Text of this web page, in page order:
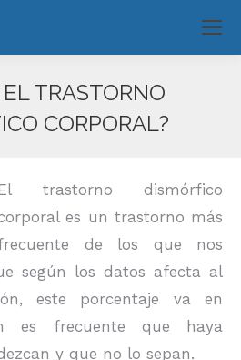
TRASTORNO
CORPORAL?
trastorno dismórfico
es un trastorno más
de los que nos
según los datos afecta al
este porcentaje va en
es frecuente que haya
y que no lo sepan.